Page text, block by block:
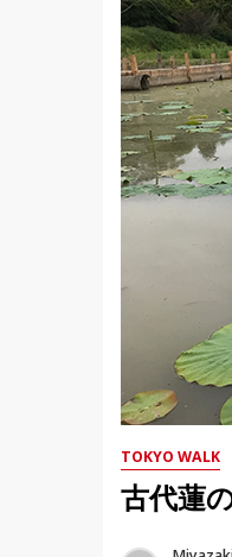
TOKYO WALK
古代蓮